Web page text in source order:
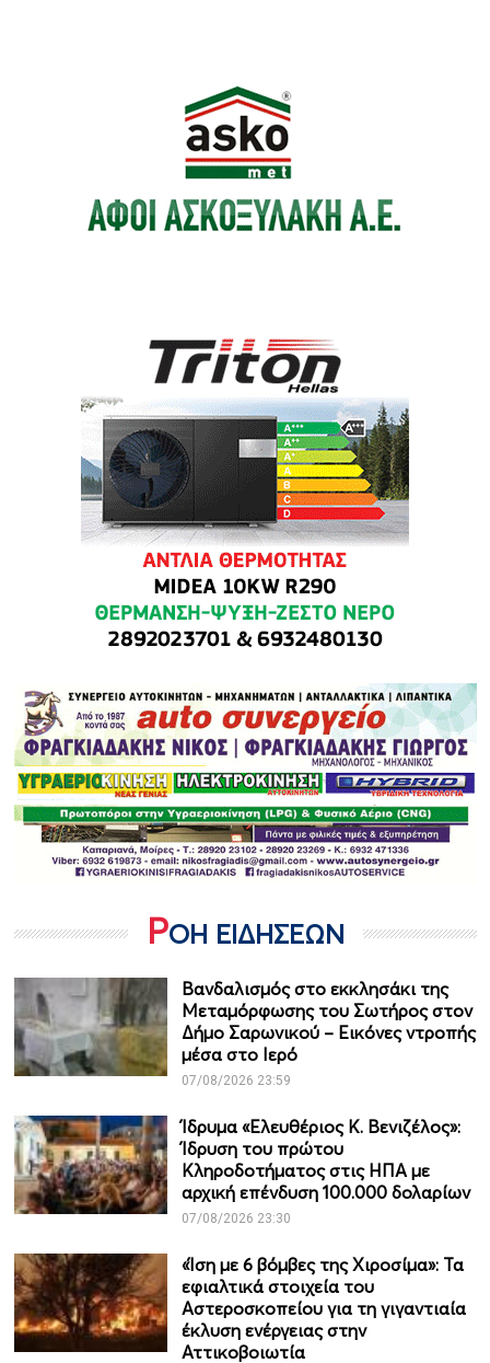
ΡΟΗ ΕΙΔΗΣΕΩΝ
Βανδαλισμός στο εκκλησάκι της
Μεταμόρφωσης του Σωτήρος στον
Δήμο Σαρωνικού – Εικόνες ντροπής
μέσα στο Ιερό
07/08/2026 23:59
Ίδρυμα «Ελευθέριος Κ. Βενιζέλος»:
Ίδρυση του πρώτου
Κληροδοτήματος στις ΗΠΑ με
αρχική επένδυση 100.000 δολαρίων
07/08/2026 23:30
«Ίση με 6 βόμβες της Χιροσίμα»: Τα
εφιαλτικά στοιχεία του
Αστεροσκοπείου για τη γιγαντιαία
έκλυση ενέργειας στην
Αττικοβοιωτία